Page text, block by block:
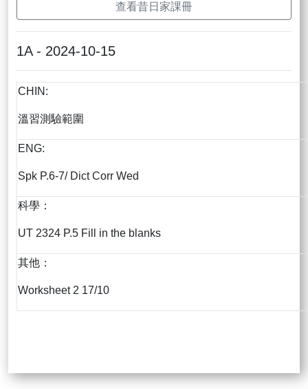
查看昔日家課冊
1A - 2024-10-15
CHIN:
溫習測驗範圍
ENG:
Spk P.6-7/ Dict Corr Wed
科學：
UT 2324 P.5 Fill in the blanks
其他：
Worksheet 2 17/10